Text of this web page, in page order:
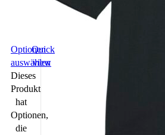
Optionen
auswählen
Dieses
Produkt
hat
Optionen,
die
Quick
view